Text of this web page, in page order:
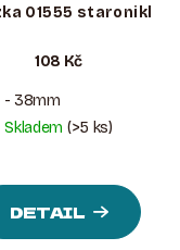
01555 staronikl
108 Kč
- 38mm
Skladem (>5 ks)
DETAIL